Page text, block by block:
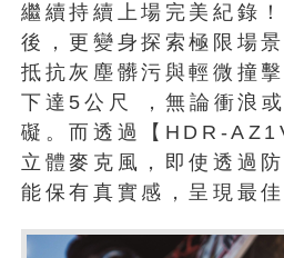
繼續持續上場完美紀錄
後，更變身探索極限場
抵抗灰塵髒污與輕微撞
下達5公尺 ，無論衝浪
礙。而透過【HDR-
立體麥克風，即使透過
能保有真實感，呈現最